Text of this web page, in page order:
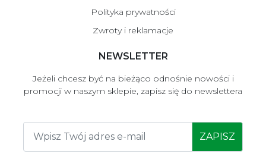
Polityka prywatności
Zwroty i reklamacje
NEWSLETTER
Jeżeli chcesz być na bieżąco odnośnie nowości i
promocji w naszym sklepie, zapisz się do newslettera
ZAPISZ